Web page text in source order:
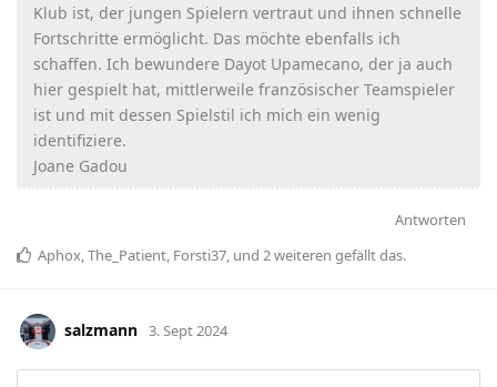
Klub ist, der jungen Spielern vertraut und ihnen schnelle
Fortschritte ermöglicht. Das möchte ebenfalls ich
schaffen. Ich bewundere Dayot Upamecano, der ja auch
hier gespielt hat, mittlerweile französischer Teamspieler
ist und mit dessen Spielstil ich mich ein wenig
identifiziere.
Joane Gadou
Antworten
Aphox,The_Patient, Forsti37, und 2weiteren gefällt das.
salzmann 3. Sept 2024